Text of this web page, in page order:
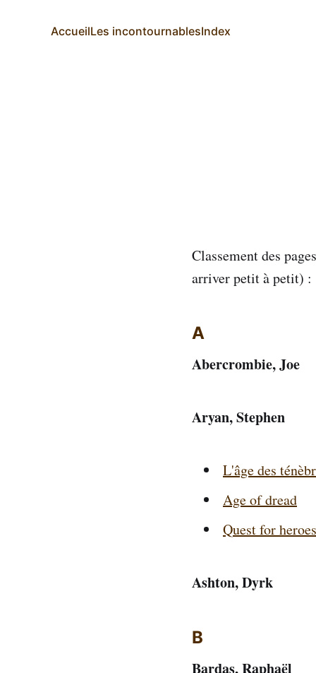
AccueilLes incontournablesIndex
Classement des
arriver petit à petit) :
A
Abercrombie, Joe
Aryan, Stephen
L'âge des
Age of dread
Quest for heroes
Ashton, Dyrk
B
Bardas, Raphaël